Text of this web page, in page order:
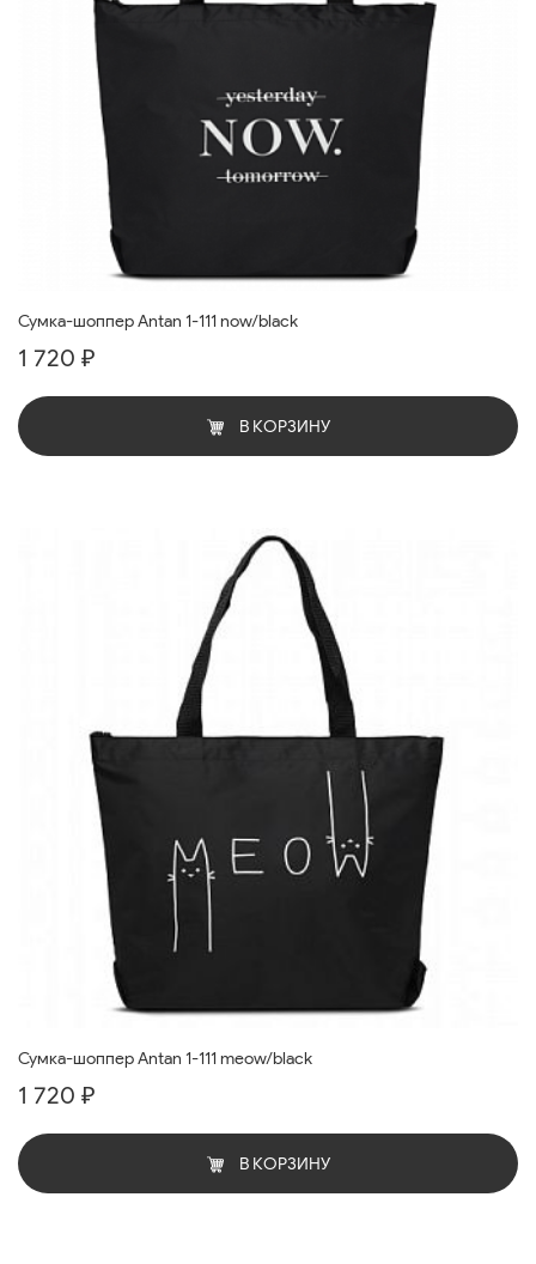
Сумка-шоппер Antan 1-111 now/black
1 720 ₽
В КОРЗИНУ
Сумка-шоппер Antan 1-111 meow/black
1 720 ₽
В КОРЗИНУ